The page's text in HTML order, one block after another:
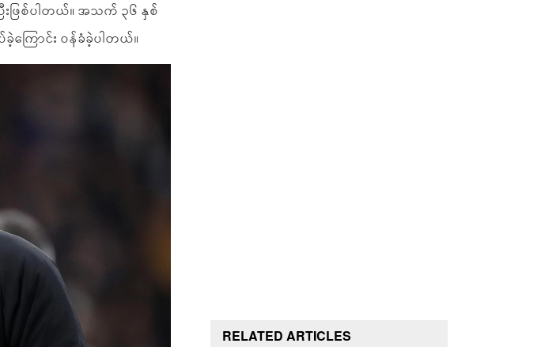
ြီးဖြစ်ပါတယ်။ အသက် ၃၆ နှစ်
ကြောင်း ဝန်ခံခဲ့ပါတယ်။
RELATED ARTICLES